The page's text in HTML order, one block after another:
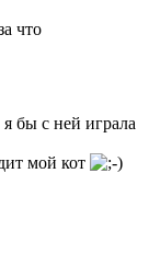
что
бы с ней играла
мой кот